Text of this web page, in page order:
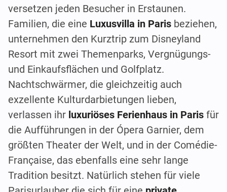
versetzen jeden Besucher in Erstaunen.
Familien, die eine Luxusvilla in Paris beziehen,
unternehmen den Kurztrip zum Disneyland
Resort mit zwei Themenparks, Vergnügungs-
und Einkaufsflächen und Golfplatz.
Nachtschwärmer, die gleichzeitig auch
exzellente Kulturdarbietungen lieben,
verlassen ihr luxuriöses Ferienhaus in Paris für
die Aufführungen in der Ópera Garnier, dem
größten Theater der Welt, und in der Comédie-
Française, das ebenfalls eine sehr lange
Tradition besitzt. Natürlich stehen für viele